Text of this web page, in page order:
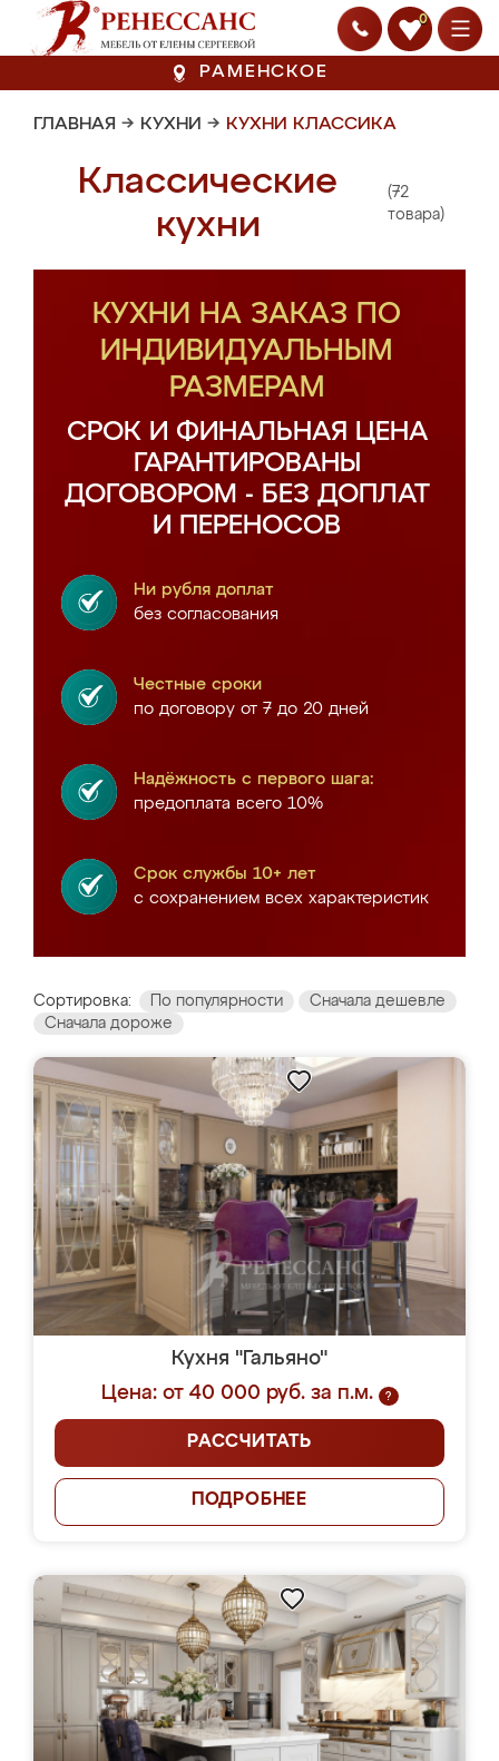
0
РАМЕНСКОЕ
ГЛАВНАЯ → КУХНИ → КУХНИ КЛАССИКА
Классические
кухни
(72
товара)
КУХНИ НА ЗАКАЗ ПО
ИНДИВИДУАЛЬНЫМ
РАЗМЕРАМ
СРОК И ФИНАЛЬНАЯ ЦЕНА
ГАРАНТИРОВАНЫ
ДОГОВОРОМ - БЕЗ ДОПЛАТ
И ПЕРЕНОСОВ
Ни рубля доплат
без согласования
Честные сроки
по договору от 7 до 20 дней
Надёжность с первого шага:
предоплата всего 10%
Срок службы 10+ лет
с сохранением всех характеристик
Сортировка: По популярности
Сначала дешевле
Сначала дороже
Кухня "Гальяно"
Цена: от 40 000 руб. за п.м.
?
РАССЧИТАТЬ
ПОДРОБНЕЕ